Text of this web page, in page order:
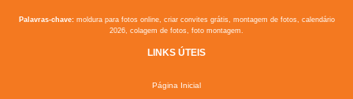
Palavras-chave:moldura para fotos online, criar convites grátis, montagem de fotos, calendário
2026, colagem de fotos, foto montagem.
LINKS ÚTEIS
Página Inicial